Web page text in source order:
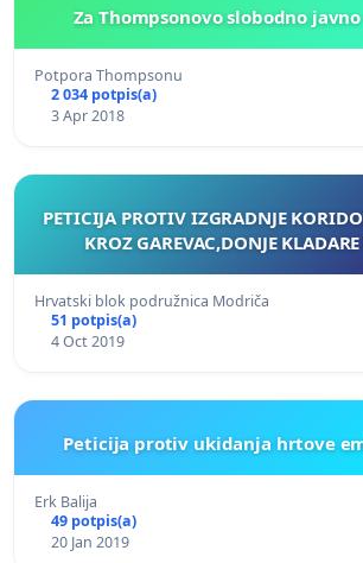
Za Thompsonovo slobodno
Potpora Thompsonu
2 034 potpis(a)
3 Apr 2018
PETICIJA PROTIV IZGRADNJE KORIDORA AUTO PUTA
KROZ GAREVAC,DONJE
Hrvatski blok podružnica Modriča
51 potpis(a)
4 Oct 2019
Peticija protiv ukidanja hrtove
Erk Balija
49 potpis(a)
20 Jan 2019